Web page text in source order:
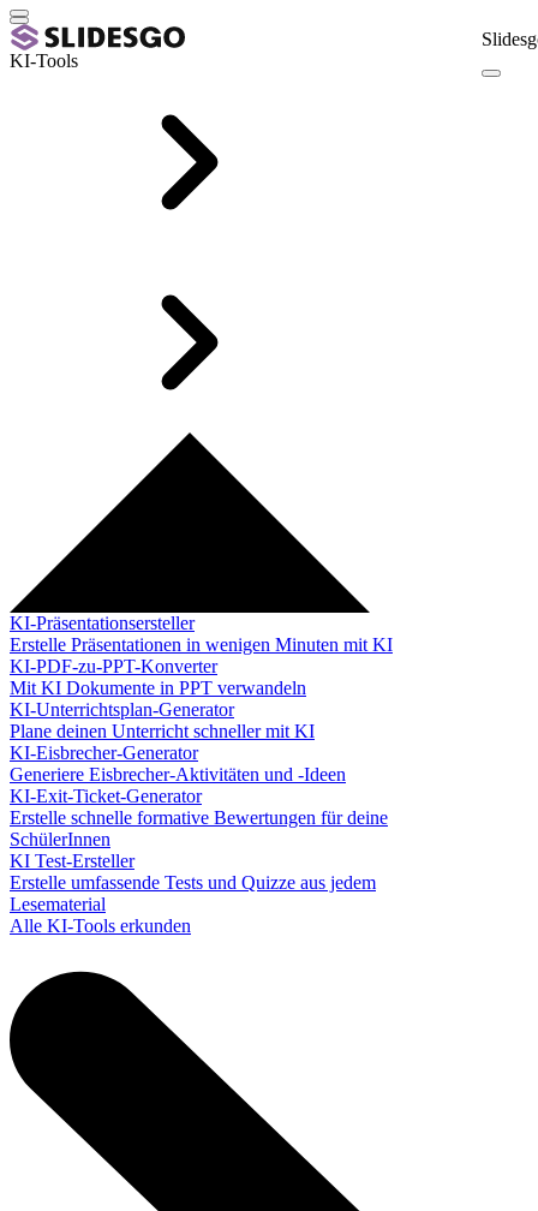
KI-Tools
KI-Präsentationsersteller
Erstelle Präsentationen in wenigen Minuten mit KI
KI-PDF-zu-PPT-Konverter
Mit KI Dokumente in PPT verwandeln
KI-Unterrichtsplan-Generator
Plane deinen Unterricht schneller mit KI
KI-Eisbrecher-Generator
Generiere Eisbrecher-Aktivitäten und -Ideen
KI-Exit-Ticket-Generator
Erstelle schnelle formative Bewertungen für deine
SchülerInnen
KI Test-Ersteller
Erstelle umfassende Tests und Quizze aus jedem
Lesematerial
Alle KI-Tools erkunden